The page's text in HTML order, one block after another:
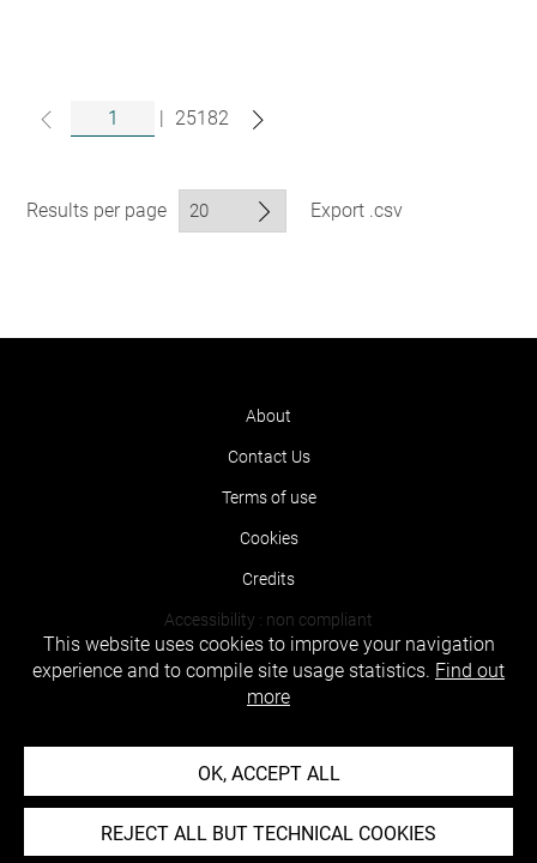
| 25182
Results per page Export .csv
About
Contact Us
Terms of use
Cookies
Credits
Accessibility : non compliant
This website uses cookies to improve your navigation
experience and to compile site usage statistics. Find out
more
OK, ACCEPT ALL
REJECT ALL BUT TECHNICAL COOKIES